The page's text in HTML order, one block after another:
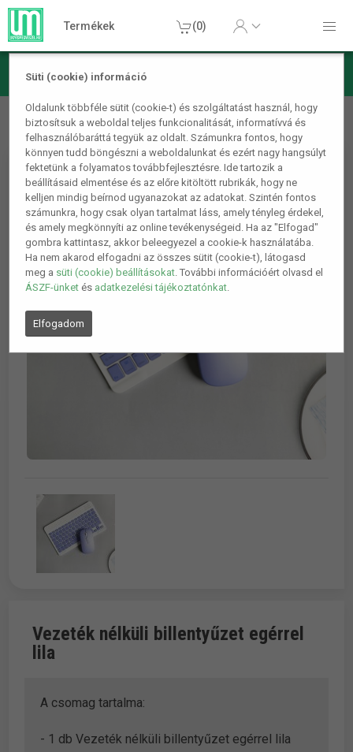
Süti (cookie) információ
Oldalunk többféle sütit (cookie-t) és szolgáltatást használ, hogy
biztosítsuk a weboldal teljes funkcionalitását, informatívvá és
felhasználóbaráttá tegyük az oldalt. Számunkra fontos, hogy
könnyen tudd böngészni a weboldalunkat és ezért nagy hangsúlyt
fektetünk a folyamatos továbbfejlesztésre. Ide tartozik a
beállításaid elmentése és az előre kitöltött rubrikák, hogy ne
kelljen mindig beírnod ugyanazokat az adatokat. Szintén fontos
számunkra, hogy csak olyan tartalmat láss, amely tényleg érdekel,
és amely megkönnyíti az online tevékenységeid. Ha az "Elfogad"
gombra kattintasz, akkor beleegyezel a cookie-k használatába.
Ha nem akarod elfogadni az összes sütit (cookie-t), látogasd
meg a süti (cookie) beállításokat. További információért olvasd el
ÁSZF-ünket és adatkezelési tájékoztatónkat.
Elfogadom
Termékek (0)
Szórakoztató elektronika
Egerek és Billentyűzetek
Vezeték nélküli billentyűzet egérrel lila
Vezeték nélküli billentyűzet egérrel
lila
A csomag tartalma:
- 1 db Vezeték nélküli billentyűzet egérrel lila